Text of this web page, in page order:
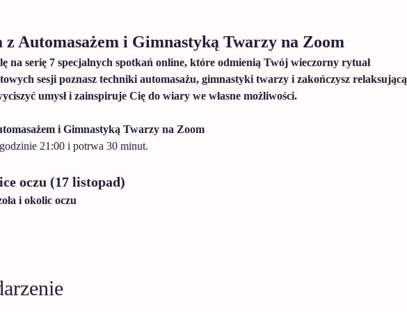
Automasażem i Gimnastyką Twarzy na Zoom
na serię 7 specjalnych spotkań online, które odmienią Twój wieczorny rytuał
sesji poznasz techniki automasażu, gimnastyki twarzy i zakończysz relaksującą
umysł i zainspiruje Cię do wiary we własne możliwości.
i Gimnastyką Twarzy na Zoom
21:00 i potrwa 30 minut.
oczu (17 listopad)
i okolic oczu